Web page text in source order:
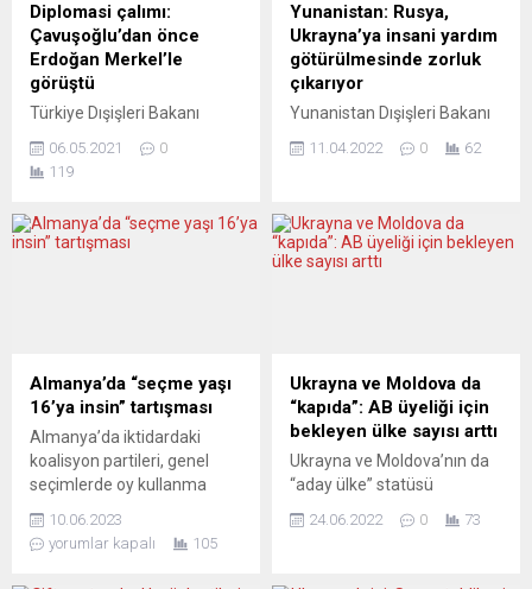
Diplomasi çalımı:
Çavuşoğlu’dan önce
Erdoğan Merkel’le
görüştü
Türkiye Dışişleri Bakanı
temasları öncesinde
Türkiye Cumhurbaşkanı
Almanya Başbakanı Angela
Merkel ile bir video
görüşmede Erdoğan,
Türkiye-Avrupa Birliği
ilişkilerinde yakalanan
ivmenin kaybolmaması
gerektiğini ifade etti.
Cumhurbaşkanlığı İletişim
Başkanlığından yapılan
açıklamaya göre, Erdoğan-
06.05.2021
0
119
Yunanistan: Rusya,
Ukrayna’ya insani yardım
götürülmesinde zorluk
çıkarıyor
Yunanistan Dışişleri Bakanı
Ukrayna’ya insan yardım
Lüksemburg’da düzenlenen
Avrupa Birliği (AB) Dışişleri
konularının gündemde
olduğunu söyledi. Dendias,
mevkidaşlarını 3 Nisan’da
Odessa’ya yaptığı ziyaret
hakkında bilgilendireceğini
belirterek “Yunanistan’ın
Odessa ve Mariupol’e...
11.04.2022 0 62
Almanya’da “seçme yaşı
16’ya insin” tartışması
Almanya’da iktidardaki
koalisyon partileri, genel
seçimlerde oy kullanma
düşürmek istiyor. Birçok
genç bu fikre sıcak bakıyor,
10.06.2023
yorumlar kapalı
105
Ukrayna ve Moldova da
“kapıda”: AB üyeliği için
bekleyen ülke sayısı arttı
Ukrayna ve Moldova’nın da
“aday ülke” statüsü
Birliği’ne (AB) katılmayı
24.06.2022 0 73